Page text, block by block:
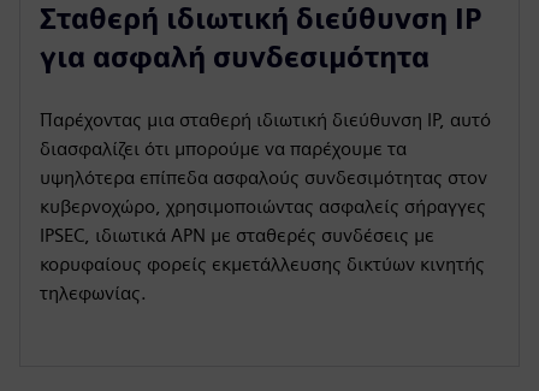
Σταθερή ιδιωτική διεύθυνση IP
για ασφαλή συνδεσιμότητα
Παρέχοντας μια σταθερή ιδιωτική διεύθυνση IP, αυτό
διασφαλίζει ότι μπορούμε να παρέχουμε τα
υψηλότερα επίπεδα ασφαλούς συνδεσιμότητας στον
κυβερνοχώρο, χρησιμοποιώντας ασφαλείς σήραγγες
IPSEC, ιδιωτικά APN με σταθερές συνδέσεις με
κορυφαίους φορείς εκμετάλλευσης δικτύων κινητής
τηλεφωνίας.